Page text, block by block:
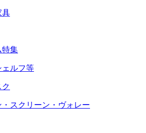
具
特集
ェルフ等
スクリーン・ヴォレー